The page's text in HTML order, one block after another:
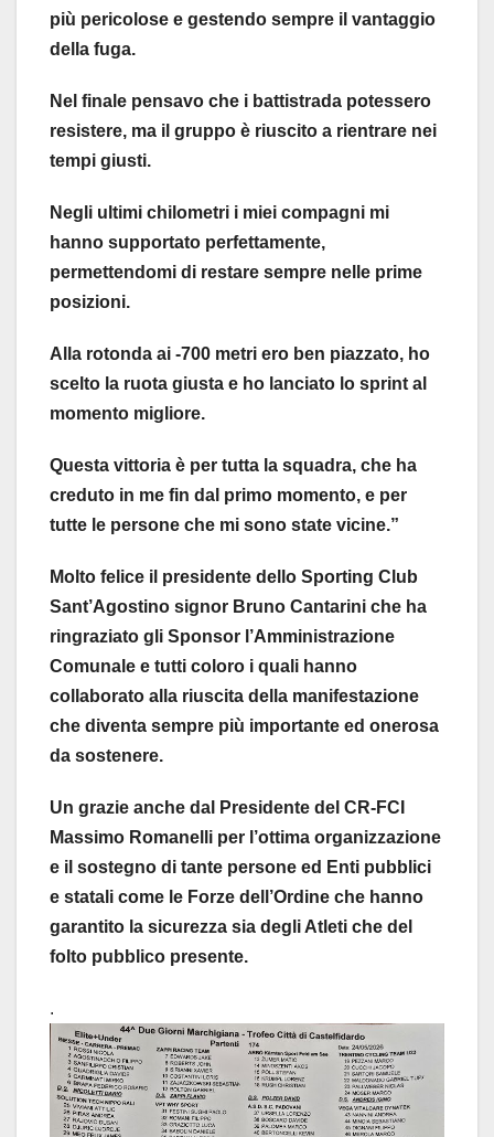
più pericolose e gestendo sempre il vantaggio
della fuga.
Nel finale pensavo che i battistrada potessero
resistere, ma il gruppo è riuscito a rientrare nei
tempi giusti.
Negli ultimi chilometri i miei compagni mi
hanno supportato perfettamente,
permettendomi di restare sempre nelle prime
posizioni.
Alla rotonda ai -700 metri ero ben piazzato, ho
scelto la ruota giusta e ho lanciato lo sprint al
momento migliore.
Questa vittoria è per tutta la squadra, che ha
creduto in me fin dal primo momento, e per
tutte le persone che mi sono state vicine.”
Molto felice il presidente dello Sporting Club
Sant’Agostino signor Bruno Cantarini che ha
ringraziato gli Sponsor l’Amministrazione
Comunale e tutti coloro i quali hanno
collaborato alla riuscita della manifestazione
che diventa sempre più importante ed onerosa
da sostenere.
Un grazie anche dal Presidente del CR-FCI
Massimo Romanelli per l’ottima organizzazione
e il sostegno di tante persone ed Enti pubblici
e statali come le Forze dell’Ordine che hanno
garantito la sicurezza sia degli Atleti che del
folto pubblico presente.
.